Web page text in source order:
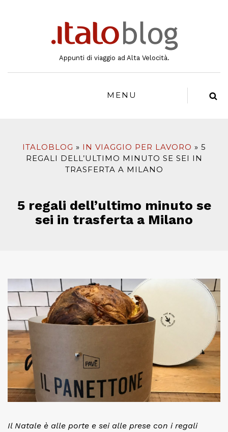
Appunti di viaggio ad Alta Velocità.
MENU
ITALOBLOG IN VIAGGIO PER LAVORO
5
REGALI DELL’ULTIMO MINUTO SE SEI IN
TRASFERTA A MILANO
5 regali dell’ultimo minuto se
sei in trasferta a Milano
Il Natale è alle porte e sei alle prese con i regali